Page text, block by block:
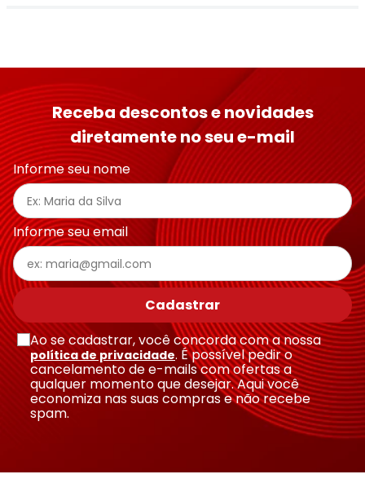
Receba descontos e novidades
diretamente no seu e-mail
Informe seu nome
Informe seu email
Cadastrar
Ao se cadastrar, você concorda com a nossa
política de privacidade. É possível pedir o
cancelamento de e-mails com ofertas a
qualquer momento que desejar. Aqui você
economiza nas suas compras e não recebe
spam.